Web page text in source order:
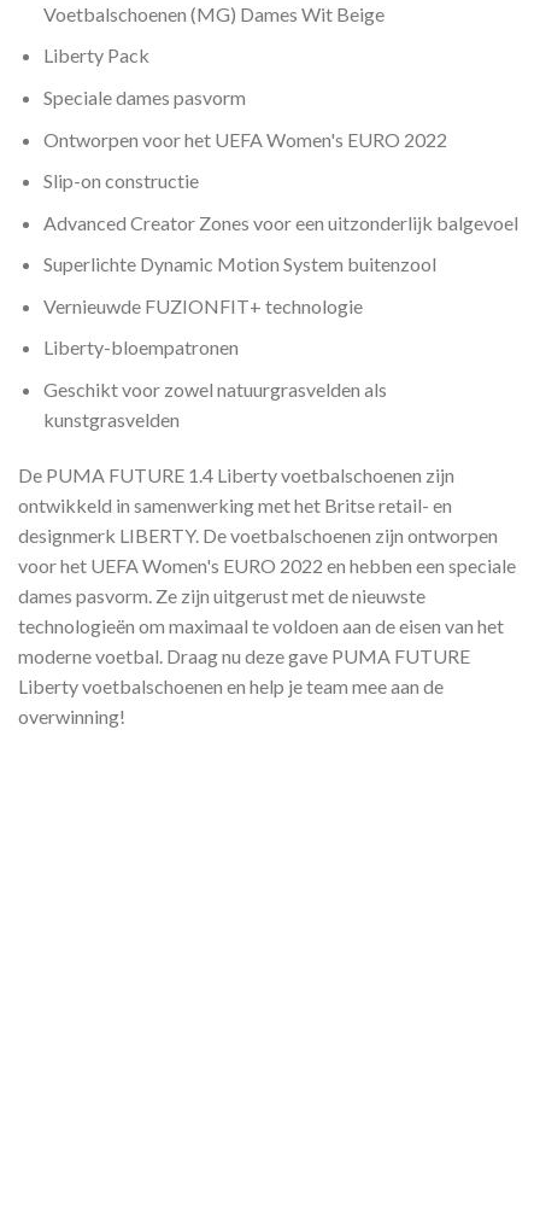
Voetbalschoenen (MG) Dames Wit Beige
Liberty Pack
Speciale dames pasvorm
Ontworpen voor het UEFA Women's EURO 2022
Slip-on constructie
Advanced Creator Zones voor een uitzonderlijk balgevoel
Superlichte Dynamic Motion System buitenzool
Vernieuwde FUZIONFIT+ technologie
Liberty-bloempatronen
Geschikt voor zowel natuurgrasvelden als
kunstgrasvelden
De PUMA FUTURE 1.4 Liberty voetbalschoenen zijn
ontwikkeld in samenwerking met het Britse retail- en
designmerk LIBERTY. De voetbalschoenen zijn ontworpen
voor het UEFA Women's EURO 2022 en hebben een speciale
dames pasvorm. Ze zijn uitgerust met de nieuwste
technologieën om maximaal te voldoen aan de eisen van het
moderne voetbal. Draag nu deze gave PUMA FUTURE
Liberty voetbalschoenen en help je team mee aan de
overwinning!